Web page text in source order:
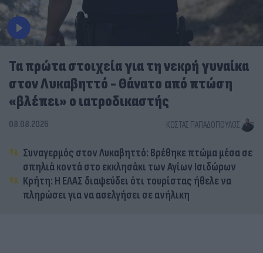
Τα πρώτα στοιχεία για τη νεκρή γυναίκα
στον Λυκαβηττό - Θάνατο από πτώση
«βλέπει» ο ιατροδικαστής
08.08.2026 ΚΏΣΤΑΣ ΠΑΠΑΔΌΠΟΥΛΟΣ
Συναγερμός στον Λυκαβηττό: Βρέθηκε πτώμα μέσα σε
σπηλιά κοντά στο εκκλησάκι των Αγίων Ισιδώρων
Κρήτη: Η ΕΛΑΣ διαψεύδει ότι τουρίστας ήθελε να
πληρώσει για να ασελγήσει σε ανήλικη